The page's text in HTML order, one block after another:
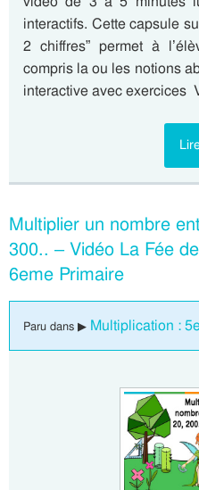
interactifs. Cette capsule
2 chiffres” permet à
compris la ou les notions
interactive avec exercices
Multiplier un nombre
300.. – Vidéo La Fée
6eme Primaire
Paru dans ▶ Multiplication :